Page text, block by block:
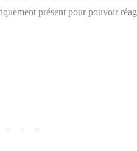
présent pour pouvoir